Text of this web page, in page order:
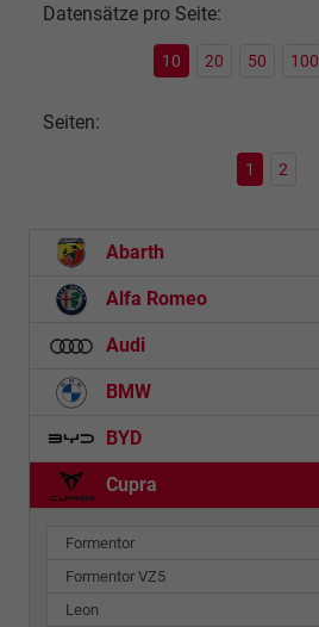
Datensätze pro Seite:
10 20 50 100
Seiten:
1 2
Abarth
Alfa Romeo
Audi
BMW
BYD
Cupra
Formentor
Formentor VZ5
Leon